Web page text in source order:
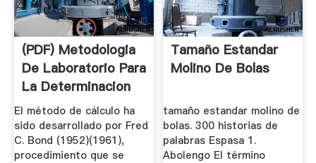
(PDF) Metodologia
De Laboratorio Para
La Determinacion
Del ...
El método de cálculo ha
sido desarrollado por Fred
C. Bond (1952)(1961),
procedimiento que se
Tamaño Estandar
Molino De Bolas
tamaño estandar molino de
bolas. 300 historias de
palabras Espasa 1.
Abolengo El término